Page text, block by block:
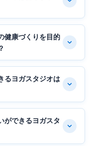
健康づくりを目的
るヨガスタジオは
ができるヨガスタ